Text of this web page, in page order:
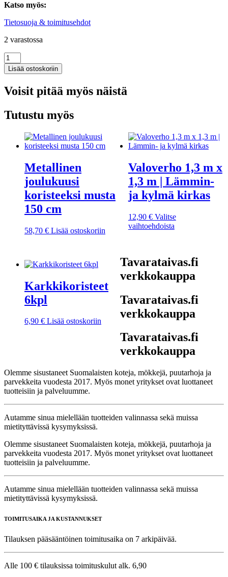
Katso myös:
Tietosuoja & toimitusehdot
2 varastossa
Hopeiset
joulupallot
24
määrä
Lisää ostoskoriin
Voisit pitää myös näistä
Tutustu myös
Metallinen
joulukuusi
koristeeksi musta
150 cm
58,70 € Lisää ostoskoriin
Valoverho 1,3 m x
1,3 m | Lämmin-
ja kylmä kirkas
12,90 € Valitse
vaihtoehdoistaTällä
muunnelma.
tehdä
tuotteen
Karkkikoristeet
6kpl
6,90 € Lisää ostoskoriin
Tavarataivas.fi
verkkokauppa
Tavarataivas.fi
verkkokauppa
Tavarataivas.fi
verkkokauppa
Olemme sisustaneet Suomalaisten koteja, mökkejä, puutarhoja ja
parvekkeita vuodesta 2017. Myös monet yritykset ovat luottaneet
tuotteisiin ja palveluumme.
Autamme sinua mielellään tuotteiden valinnassa sekä muissa
mietityttävissä kysymyksissä.
Olemme sisustaneet Suomalaisten koteja, mökkejä, puutarhoja ja
parvekkeita vuodesta 2017. Myös monet yritykset ovat luottaneet
tuotteisiin ja palveluumme.
Autamme sinua mielellään tuotteiden valinnassa sekä muissa
mietityttävissä kysymyksissä.
TOIMITUSAIKA JA KUSTANNUKSET
Tilauksen pääsääntöinen toimitusaika on 7 arkipäivää.
Alle 100 € tilauksissa toimituskulut alk. 6,90